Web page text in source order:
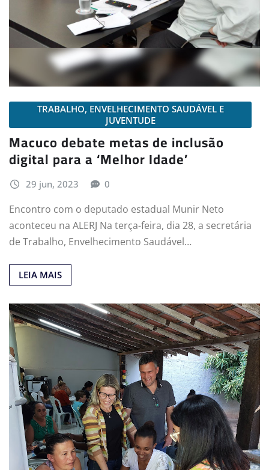
TRABALHO, ENVELHECIMENTO SAUDÁVEL E
JUVENTUDE
Macuco debate metas de inclusão
digital para a ‘Melhor Idade’
29 jun, 2023 0
Encontro com o deputado estadual Munir Neto
aconteceu na ALERJ Na terça-feira, dia 28, a secretária
de Trabalho, Envelhecimento Saudável…
LEIA MAIS